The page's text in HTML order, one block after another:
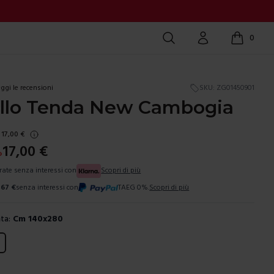
Cerca Account 0
items in
le recensioni SKU: ZG01450901
Tenda New Cambogia
17,00 €
17,00 €
senza interessi con
Scopri di più
€senza interessi con TAEG 0%. Scopri di più
Cm 140x280